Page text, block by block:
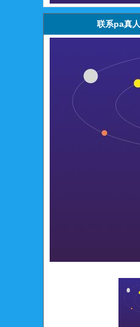
联系pa真人